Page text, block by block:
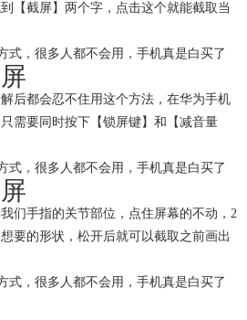
【截屏】两个字，点击这个就能截取当
后都会忍不住用这个方法，在华为手机
需要同时按下【锁屏键】和【减音量
们手指的关节部位，点住屏幕的不动，2
要的形状，松开后就可以截取之前画出